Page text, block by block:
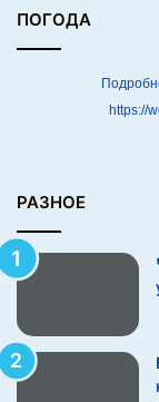
г
ь
ПОГОДА
https://
РАЗНОЕ